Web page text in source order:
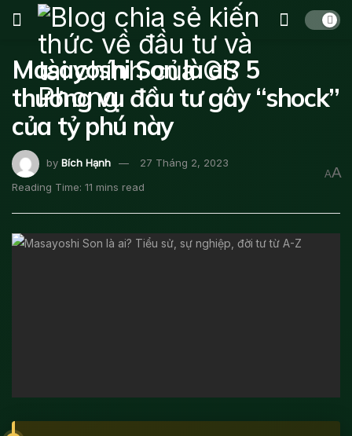
Masayoshi Son là ai? 5
thương vụ đầu tư gây “shock”
của tỷ phú này
by Bích Hạnh
27 Tháng 2, 2023
Reading Time: 11 mins read
AA